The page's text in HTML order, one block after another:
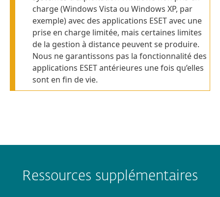
charge (Windows Vista ou Windows XP, par
exemple) avec des applications ESET avec une
prise en charge limitée, mais certaines limites
de la gestion à distance peuvent se produire.
Nous ne garantissons pas la fonctionnalité des
applications ESET antérieures une fois qu’elles
sont en fin de vie.
Ressources supplémentaires